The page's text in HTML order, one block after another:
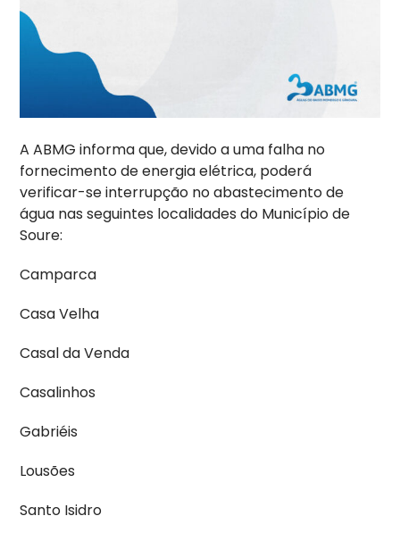
A ABMG informa que, devido a uma falha no
fornecimento de energia elétrica, poderá
verificar-se interrupção no abastecimento de
água nas seguintes localidades do Município de
Soure:
Camparca
Casa Velha
Casal da Venda
Casalinhos
Gabriéis
Lousões
Santo Isidro